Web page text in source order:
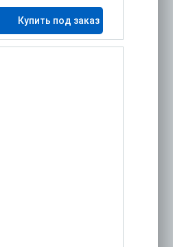
Купить под заказ